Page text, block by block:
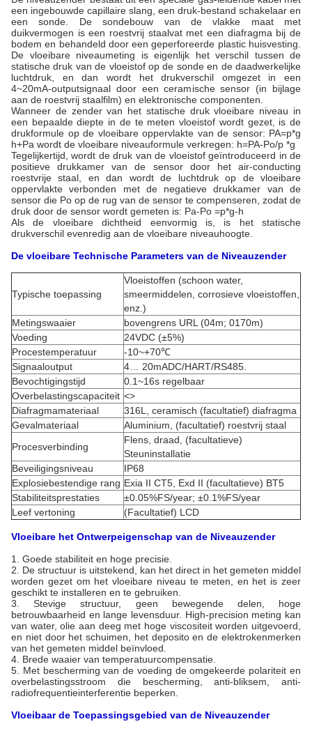
een ingebouwde capillaire slang, een druk-bestand schakelaar en
een sonde. De sondebouw van de vlakke maat met
duikvermogen is een roestvrij staalvat met een diafragma bij de
bodem en behandeld door een geperforeerde plastic huisvesting.
De vloeibare niveaumeting is eigenlijk het verschil tussen de
statische druk van de vloeistof op de sonde en de daadwerkelijke
luchtdruk, en dan wordt het drukverschil omgezet in een
4~20mA-outputsignaal door een ceramische sensor (in bijlage
aan de roestvrij staalfilm) en elektronische componenten.
Wanneer de zender van het statische druk vloeibare niveau in
een bepaalde diepte in de te meten vloeistof wordt gezet, is de
drukformule op de vloeibare oppervlakte van de sensor: PA=p*g
h+Pa wordt de vloeibare niveauformule verkregen: h=PA-Po/p *g
Tegelijkertijd, wordt de druk van de vloeistof geïntroduceerd in de
positieve drukkamer van de sensor door het air-conducting
roestvrije staal, en dan wordt de luchtdruk op de vloeibare
oppervlakte verbonden met de negatieve drukkamer van de
sensor die Po op de rug van de sensor te compenseren, zodat de
druk door de sensor wordt gemeten is: Pa-Po =p*g-h
Als de vloeibare dichtheid eenvormig is, is het statische
drukverschil evenredig aan de vloeibare niveauhoogte.
De vloeibare Technische Parameters van de Niveauzender
Typische toepassing
Vloeistoffen (schoon water,
smeermiddelen, corrosieve vloeistoffen,
enz.)
Metingswaaier
bovengrens URL (04m; 0170m)
Voeding
24VDC (±5%)
Procestemperatuur
-10~+70℃
Signaaloutput
4… 20mADC/HART/RS485.
Bevochtigingstijd
0.1~16s regelbaar
Overbelastingscapaciteit <>
Diafragmamateriaal
316L, ceramisch (facultatief) diafragma
Gevalmateriaal
Aluminium, (facultatief) roestvrij staal
Procesverbinding
Flens, draad, (facultatieve)
Steuninstallatie
Beveiligingsniveau
IP68
Explosiebestendige rang Exia II CT5, Exd II (facultatieve) BT5
Stabiliteitsprestaties
±0.05%FS/year; ±0.1%FS/year
Leef vertoning
(Facultatief) LCD
Vloeibare het Ontwerpeigenschap van de Niveauzender
1. Goede stabiliteit en hoge precisie.
2. De structuur is uitstekend, kan het direct in het gemeten middel
worden gezet om het vloeibare niveau te meten, en het is zeer
geschikt te installeren en te gebruiken.
3. Stevige structuur, geen bewegende delen, hoge
betrouwbaarheid en lange levensduur. High-precision meting kan
van water, olie aan deeg met hoge viscositeit worden uitgevoerd,
en niet door het schuimen, het deposito en de elektrokenmerken
van het gemeten middel beïnvloed.
4. Brede waaier van temperatuurcompensatie.
5. Met bescherming van de voeding de omgekeerde polariteit en
overbelastingsstroom die bescherming, anti-bliksem, anti-
radiofrequentieinterferentie beperken.
Vloeibaar de Toepassingsgebied van de Niveauzender